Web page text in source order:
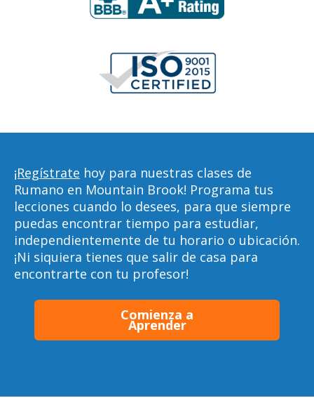
¡Regístrate hoy para nuestras clases de
Rumano en Mountain Brook! Programa tus
lecciones cuando lo desees, para que siempre
puedas encontrar tiempo para estudiar,
independientemente de tu horario o ubicación.
¡Ni siquiera tienes que salir de casa para
encontrarte con tu profesor!
Comienza a
Aprender